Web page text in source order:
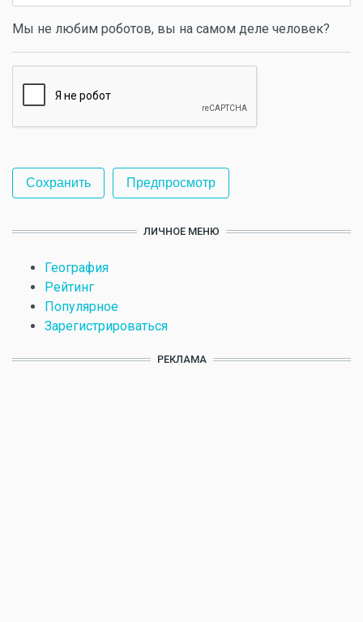
Мы не любим роботов, вы на самом деле человек?
ЛИЧНОЕ МЕНЮ
География
Рейтинг
Популярное
Зарегистрироваться
РЕКЛАМА